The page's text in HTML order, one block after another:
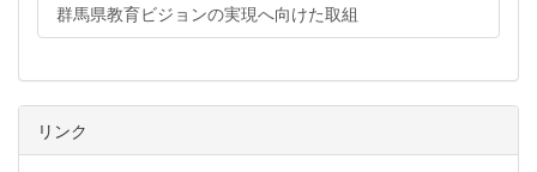
群馬県教育ビジョンの実現へ向けた取組
リンク